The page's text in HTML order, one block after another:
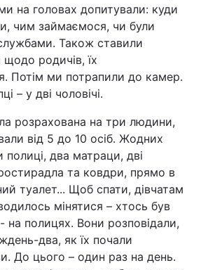
на головах допитували: куди
чим займаємося, чи були
Також ставили
щодо родичів, їх
Потім ми потрапили до камер.
– у дві чоловічі.
розрахована на три людини,
від 5 до 10 осіб. Жодних
два матраци, дві
та ковдри, прямо в
туалет... Щоб спати, дівчатам
мінятися – хтось був
- на полицях. Вони розповідали,
два, як їх почали
До цього – один раз на день.